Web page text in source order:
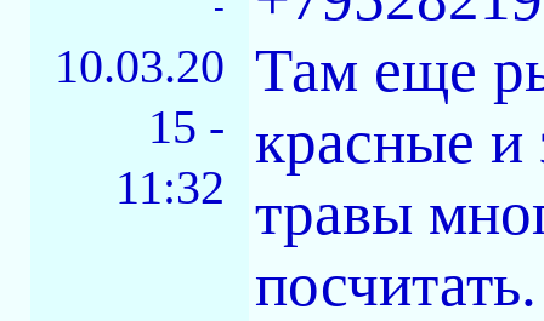
10.03.20
15 -
11:32
Там еще
красные и
травы
посчитать.